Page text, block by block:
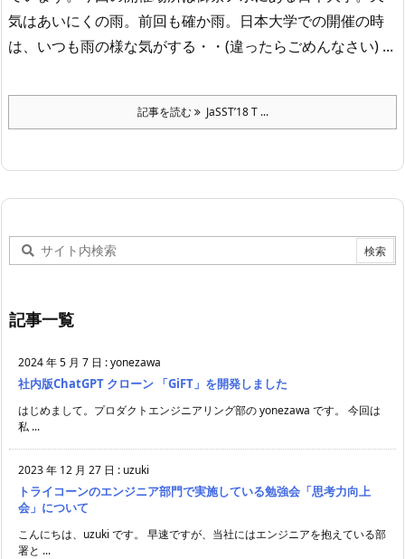
気はあいにくの雨。前回も確か雨。日本大学での開催の時
は、いつも雨の様な気がする・・(違ったらごめんなさい) ...
記事を読む JaSST’18 T ...
記事一覧
2024 年 5 月 7 日 :yonezawa
社内版ChatGPT クローン 「GiFT」を開発しました
はじめまして。プロダクトエンジニアリング部の yonezawa です。 今回は
私 ...
2023 年 12 月 27 日 : uzuki
トライコーンのエンジニア部門で実施している勉強会「思考力向上
会」について
こんにちは、uzuki です。 早速ですが、当社にはエンジニアを抱えている部
署と ...